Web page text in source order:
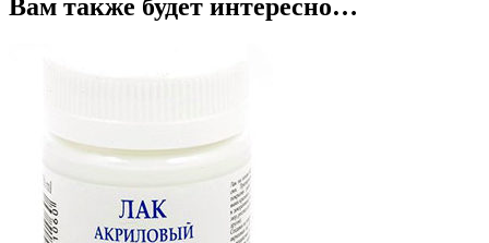
Вам также будет интересно…